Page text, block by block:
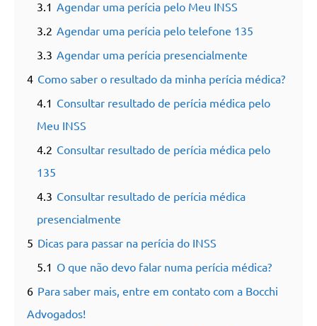
3.1 Agendar uma perícia pelo Meu INSS
3.2 Agendar uma perícia pelo telefone 135
3.3 Agendar uma perícia presencialmente
4 Como saber o resultado da minha perícia médica?
4.1 Consultar resultado de perícia médica pelo
Meu INSS
4.2 Consultar resultado de perícia médica pelo
135
4.3 Consultar resultado de perícia médica
presencialmente
5 Dicas para passar na perícia do INSS
5.1 O que não devo falar numa perícia médica?
6 Para saber mais, entre em contato com a Bocchi
Advogados!